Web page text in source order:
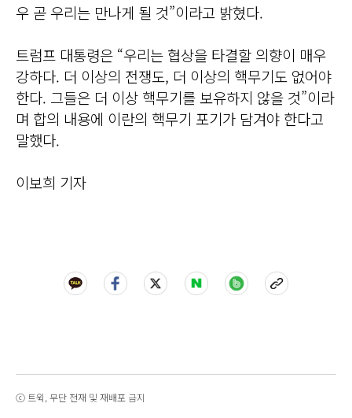
우 곧 우리는 만나게 될 것”이라고 밝혔다.
트럼프 대통령은 “우리는 협상을 타결할 의향이 매우
강하다. 더 이상의 전쟁도, 더 이상의 핵무기도 없어야
한다. 그들은 더 이상 핵무기를 보유하지 않을 것”이라
며 합의 내용에 이란의 핵무기 포기가 담겨야 한다고
말했다.
이보희 기자
ⓒ 트윅, 무단 전재 및 재배포 금지